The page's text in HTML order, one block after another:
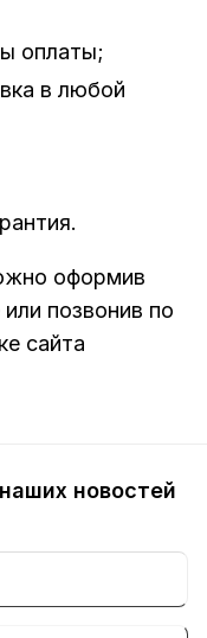
оплаты;
в любой
оформив
или позвонив по
сайта
новостей